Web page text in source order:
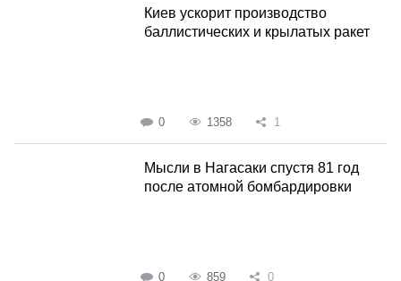
Киев ускорит производство
баллистических и крылатых ракет
0 1358 1
Мысли в Нагасаки спустя 81 год
после атомной бомбардировки
0 859 0